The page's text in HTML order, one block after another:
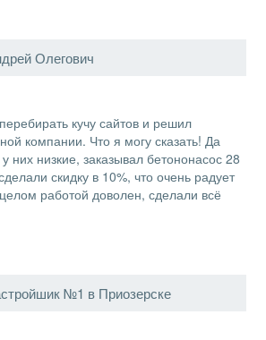
Олегович
кучу сайтов и решил
компании. Что я могу сказать! Да
них низкие, заказывал бетононасос 28
скидку в 10%, что очень радует
работой доволен, сделали всё
№1 в Приозерске